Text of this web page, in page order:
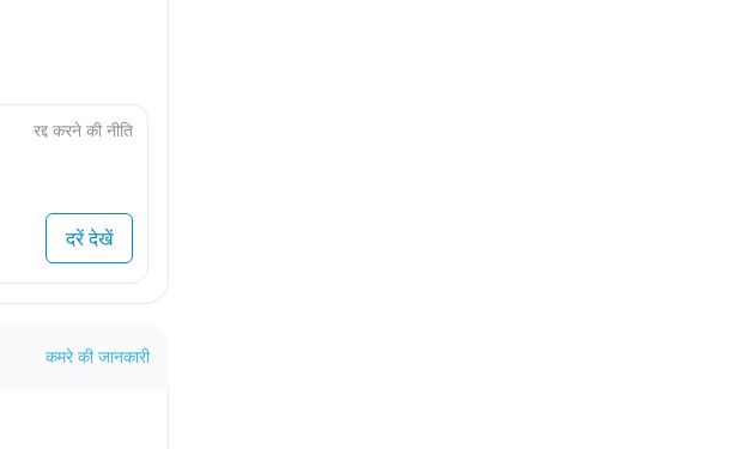
रद्द करने की नीति
दरें देखें
कमरे की जानकारी